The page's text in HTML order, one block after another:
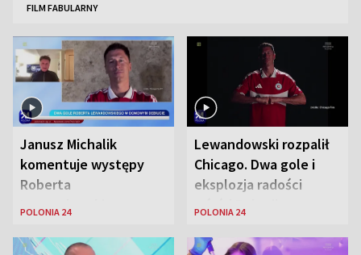
FILM FABULARNY
Janusz Michalik
komentuje występy
Roberta
Lewandowskiego w
Zjednoczonych
POLONIA 24
Lewandowski rozpalił
Chicago. Dwa gole i
eksplozja radości
wśród Polonii
POLONIA 24